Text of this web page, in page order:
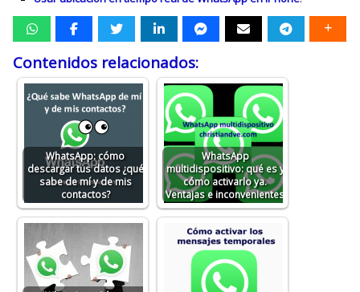
Contenidos relacionados:
WhatsApp: cómo
descargar tus datos ¿qué
sabe de mí y de mis
contactos?
WhatsApp
multidispositivo: qué es y
cómo activarlo ya.
Ventajas e inconvenientes